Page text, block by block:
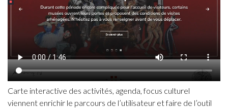
Carte interactive des activités, agenda, focus culturel
viennent enrichir le parcours de l’utilisateur et faire de l’outil